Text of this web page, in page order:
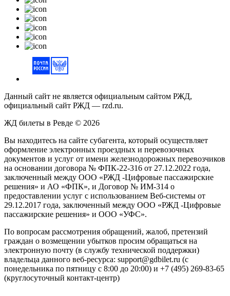
Данный сайт не является официальным сайтом РЖД,
официальный сайт РЖД — rzd.ru.
ЖД билеты в Ревде © 2026
Вы находитесь на сайте субагента, который осуществляет
оформление электронных проездных и перевозочных
документов и услуг от имени железнодорожных перевозчиков
на основании договора № ФПК-22-316 от 27.12.2022 года,
заключенный между ООО «РЖД -Цифровые пассажирские
решения» и АО «ФПК», и Договор № ИМ-314 о
предоставлении услуг с использованием Веб-системы от
29.12.2017 года, заключенный между ООО «РЖД -Цифровые
пассажирские решения» и ООО «УФС».
По вопросам рассмотрения обращений, жалоб, претензий
граждан о возмещении убытков просим обращаться на
электронную почту (в службу технической поддержки)
владельца данного веб-ресурса: support@gdbilet.ru (с
понедельника по пятницу с 8:00 до 20:00) и +7 (495) 269-83-65
(круглосуточный контакт-центр)